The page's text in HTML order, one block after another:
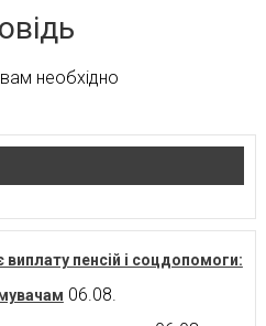
необхідно
виплату пенсій і соцдопомоги:
06.08.